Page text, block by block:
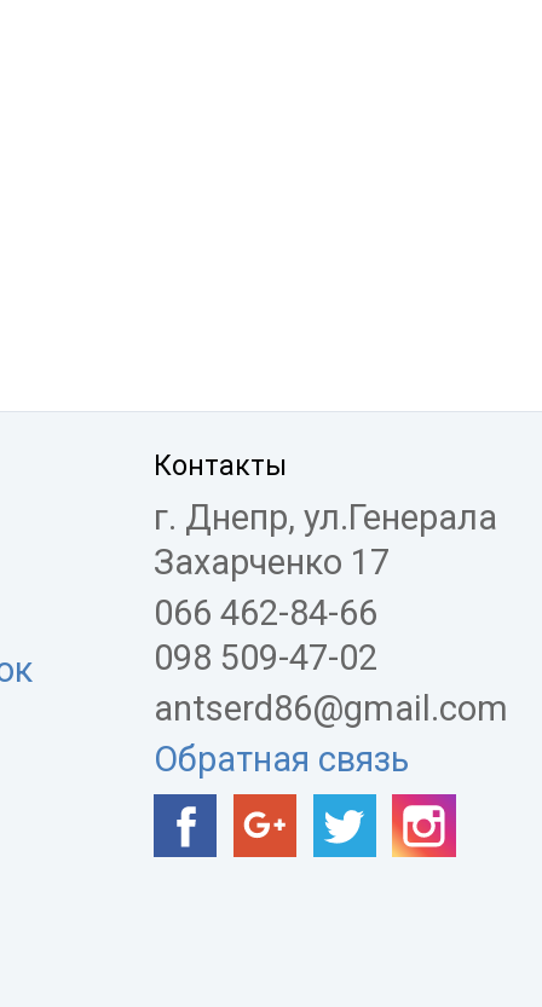
Контакты
г. Днепр, ул.Генерала
Захарченко 17
066 462-84-66
098 509-47-02
antserd86@gmail.com
Обратная связь